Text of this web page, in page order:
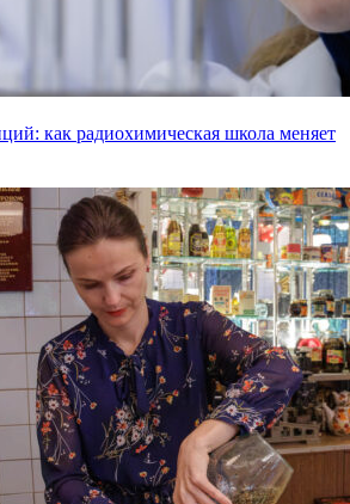
как радиохимическая школа меняет